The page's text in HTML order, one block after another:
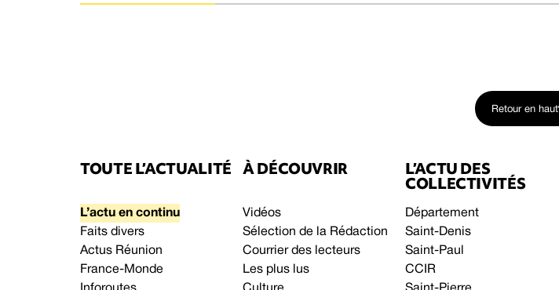
Retour en haut
TOUTE L’ACTUALITÉ
L’actu en continu
Faits divers
Actus Réunion
France-Monde
À DÉCOUVRIR
Vidéos
Sélection de la Rédaction
Courrier des lecteurs
Les plus lus
L’ACTU DES
COLLECTIVITÉS
Département
Saint-Denis
Saint-Paul
CCIR